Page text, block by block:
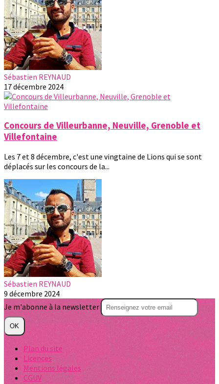
Sébastien REYNAUD
17 décembre 2024
Concours de Villeurbanne, Neuville, Grenoble et
Villefontaine
Les 7 et 8 décembre, c'est une vingtaine de Lions qui se sont
déplacés sur les concours de la...
Sébastien REYNAUD
9 décembre 2024
Je m'abonne à la newsletter
OK
Plan du site
Licences
Mentions légales
CGUV